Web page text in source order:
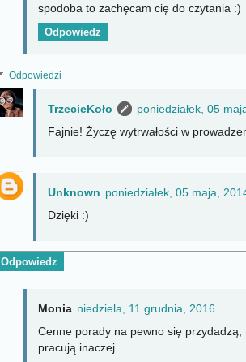
spodoba to zachęcam cię do czytania :)
Odpowiedz
Odpowiedzi
TrzecieKoło
poniedziałek, 05
Fajnie! Życzę wytrwałości w
Unknown poniedziałek, 05 maja,
Dzięki :)
Odpowiedz
Monia niedziela, 11 grudnia, 2016
Cenne porady na pewno się
pracują inaczej